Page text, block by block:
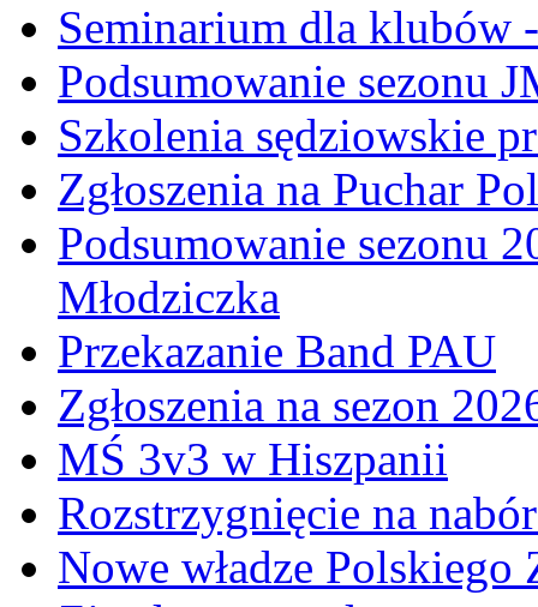
Seminarium dla klubów
Podsumowanie sezonu
Szkolenia sędziowskie
Zgłoszenia na Puchar
Podsumowanie sezonu
Młodziczka
Przekazanie Band PAU
Zgłoszenia na sezon
MŚ 3v3 w Hiszpanii
Rozstrzygnięcie na
Nowe władze